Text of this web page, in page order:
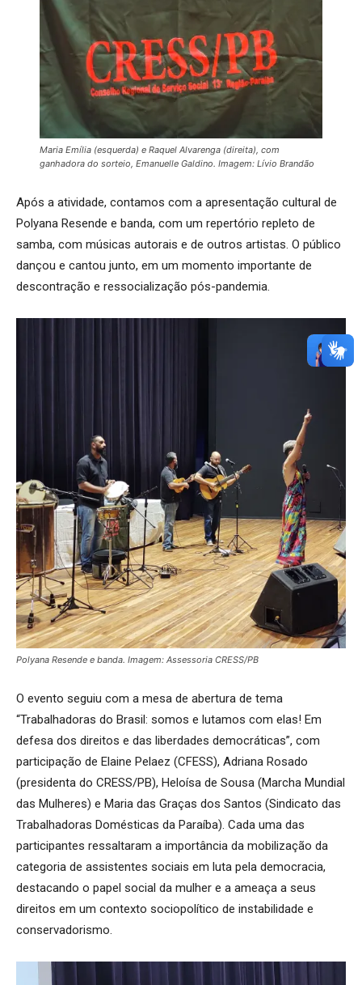
Maria Emília (esquerda) e Raquel Alvarenga (direita), com
ganhadora do sorteio, Emanuelle Galdino. Imagem: Lívio Brandão
Após a atividade, contamos com a apresentação cultural de
Polyana Resende e banda, com um repertório repleto de
samba, com músicas autorais e de outros artistas. O público
dançou e cantou junto, em um momento importante de
descontração e ressocialização pós-pandemia.
Polyana Resende e banda. Imagem: Assessoria CRESS/PB
O evento seguiu com a mesa de abertura de tema
“Trabalhadoras do Brasil: somos e lutamos com elas! Em
defesa dos direitos e das liberdades democráticas”, com
participação de Elaine Pelaez (CFESS), Adriana Rosado
(presidenta do CRESS/PB), Heloísa de Sousa (Marcha Mundial
das Mulheres) e Maria das Graças dos Santos (Sindicato das
Trabalhadoras Domésticas da Paraíba). Cada uma das
participantes ressaltaram a importância da mobilização da
categoria de assistentes sociais em luta pela democracia,
destacando o papel social da mulher e a ameaça a seus
direitos em um contexto sociopolítico de instabilidade e
conservadorismo.